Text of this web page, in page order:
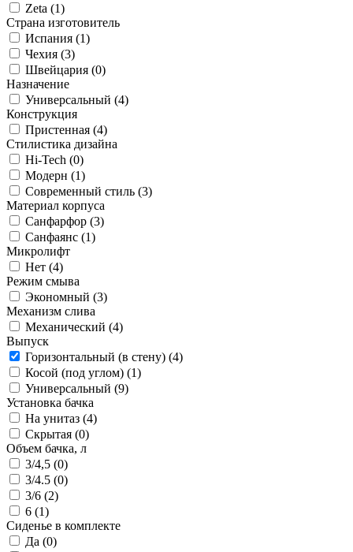
Zeta (1)
Страна изготовитель
Испания (1)
Чехия (3)
Швейцария (0)
Назначение
Универсальный (4)
Конструкция
Пристенная (4)
Стилистика дизайна
Hi-Tech (0)
Модерн (1)
Современный стиль (3)
Материал корпуса
Санфарфор (3)
Санфаянс (1)
Микролифт
Нет (4)
Режим смыва
Экономный (3)
Механизм слива
Механический (4)
Выпуск
Горизонтальный (в стену) (4)
Косой (под углом) (1)
Универсальный (9)
Установка бачка
На унитаз (4)
Скрытая (0)
Объем бачка, л
3/4,5 (0)
3/4.5 (0)
3/6 (2)
6 (1)
Сиденье в комплекте
Да (0)